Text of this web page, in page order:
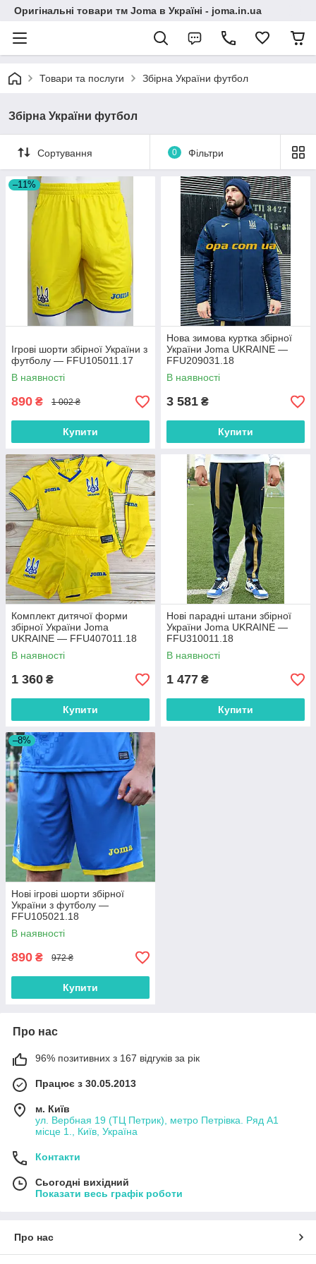
Оригінальні товари тм Joma в Україні - joma.in.ua
Товари та послуги Збірна України футбол
Збірна України футбол
Сортування 0 Фільтри
–11%
Ігрові шорти збірної України з
футболу — FFU105011.17
В наявності
890 ₴ 1 002 ₴
Купити
Нова зимова куртка збірної
України Joma UKRAINE —
FFU209031.18
В наявності
3 581 ₴
Купити
Комплект дитячої форми
збірної України Joma
UKRAINE — FFU407011.18
В наявності
1 360 ₴
Купити
Нові парадні штани збірної
України Joma UKRAINE —
FFU310011.18
В наявності
1 477 ₴
Купити
–8%
Нові ігрові шорти збірної
України з футболу —
FFU105021.18
В наявності
890 ₴ 972 ₴
Купити
Про нас
96% позитивних з 167 відгуків за рік
Працює з 30.05.2013
м. Київ
ул. Вербная 19 (ТЦ Петрик), метро Петрівка. Ряд А1
місце 1., Київ, Україна
Контакти
Сьогодні вихідний
Показати весь графік роботи
Про нас